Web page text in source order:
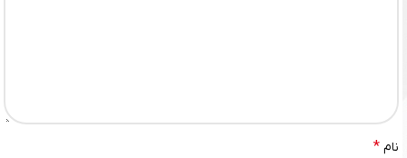
نام *